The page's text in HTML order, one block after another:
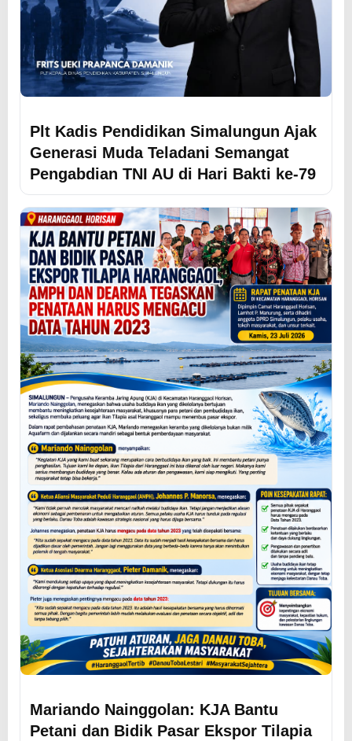
Plt Kadis Pendidikan Simalungun Ajak
Generasi Muda Teladani Semangat
Pengabdian TNI AU di Hari Bakti ke-79
Mariando Nainggolan: KJA Bantu
Petani dan Bidik Pasar Ekspor Tilapia